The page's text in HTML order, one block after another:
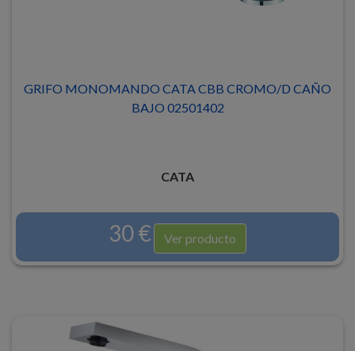
GRIFO MONOMANDO CATA CBB CROMO/D CAÑO
BAJO 02501402
CATA
30 € Ver producto